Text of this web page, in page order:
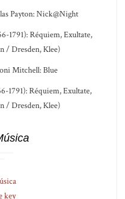
Payton: Nick@Night
1791): Réquiem, Exultate,
/ Dresden, Klee)
Mitchell: Blue
1791): Réquiem, Exultate,
/ Dresden, Klee)
key